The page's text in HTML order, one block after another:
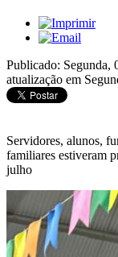
Publicado: Segunda,
atualização em
Servidores, alunos,
familiares estiveram
julho